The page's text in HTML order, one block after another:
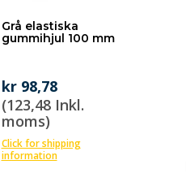
Grå elastiska
gummihjul 100 mm
kr 98,78
(123,48 Inkl.
moms)
Click for shipping
information